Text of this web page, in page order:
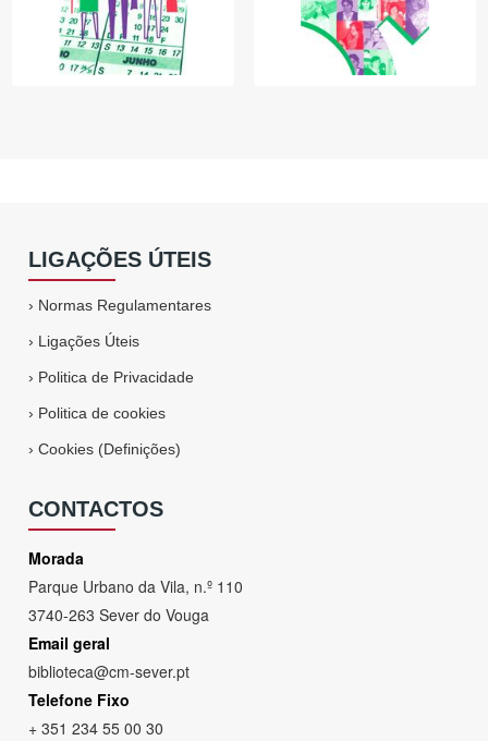
LIGAÇÕES ÚTEIS
› Normas Regulamentares
› Ligações Úteis
› Politica de Privacidade
› Politica de cookies
›Cookies (Definições)
CONTACTOS
Morada
Parque Urbano da Vila, n.º 110
3740-263 Sever do Vouga
Email geral
biblioteca@cm-sever.pt
Telefone Fixo
+ 351 234 55 00 30